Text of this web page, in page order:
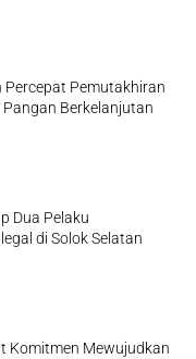
Percepat Pemutakhiran
Berkelanjutan
Dua Pelaku
di Solok Selatan
Komitmen Mewujudkan